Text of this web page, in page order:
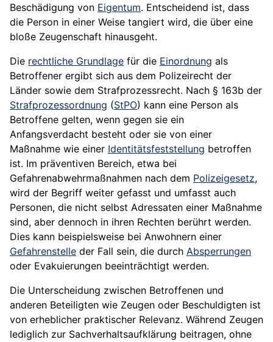
Beschädigung von Eigentum. Entscheidend ist, dass
die Person in einer Weise tangiert wird, die über eine
bloße Zeugenschaft hinausgeht.
Die rechtliche Grundlage für die Einordnung als
Betroffener ergibt sich aus dem Polizeirecht der
Länder sowie dem Strafprozessrecht. Nach § 163b der
Strafprozessordnung (StPO) kann eine Person als
Betroffene gelten, wenn gegen sie ein
Anfangsverdacht besteht oder sie von einer
Maßnahme wie einer Identitätsfeststellung betroffen
ist. Im präventiven Bereich, etwa bei
Gefahrenabwehrmaßnahmen nach dem Polizeigesetz,
wird der Begriff weiter gefasst und umfasst auch
Personen, die nicht selbst Adressaten einer Maßnahme
sind, aber dennoch in ihren Rechten berührt werden.
Dies kann beispielsweise bei Anwohnern einer
Gefahrenstelle der Fall sein, die durch Absperrungen
oder Evakuierungen beeinträchtigt werden.
Die Unterscheidung zwischen Betroffenen und
anderen Beteiligten wie Zeugen oder Beschuldigten ist
von erheblicher praktischer Relevanz. Während Zeugen
lediglich zur Sachverhaltsaufklärung beitragen, ohne